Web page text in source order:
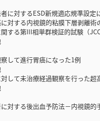
に対するESD新規適応規準設定
対する内視鏡的粘膜下層剥離術
する第III相単群検証的試験（
して進行胃癌になった1例
して未治療経過観察を行った超
対する後出血予防法－内視鏡的